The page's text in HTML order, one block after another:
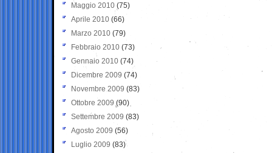
Maggio 2010 (75)
Aprile 2010 (66)
Marzo 2010 (79)
Febbraio 2010 (73)
Gennaio 2010 (74)
Dicembre 2009 (74)
Novembre 2009 (83)
Ottobre 2009 (90)
Settembre 2009 (83)
Agosto 2009 (56)
Luglio 2009 (83)